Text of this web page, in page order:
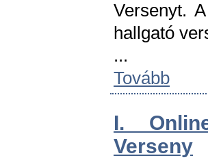
Versenyt.
hallgató
...
Tovább
I.
Verseny